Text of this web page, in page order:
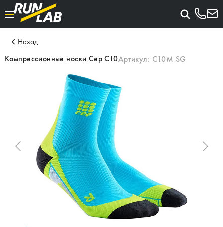
Назад
Компрессионные носки Cep C10Артикул: C10M SG